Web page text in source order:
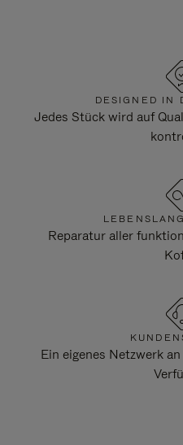
DESIGNED IN
Jedes Stück wird auf
Reparatur aller
Ein eigenes Netzwerk